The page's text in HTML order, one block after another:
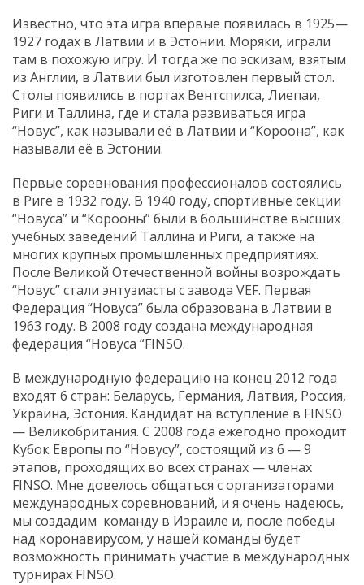
Известно, что эта игра впервые появилась в 1925—
1927 годах в Латвии и в Эстонии. Моряки, играли
там в похожую игру. И тогда же по эскизам, взятым
из Англии, в Латвии был изготовлен первый стол.
Столы появились в портах Вентспилса, Лиепаи,
Риги и Таллина, где и стала развиваться игра
“Новус”, как называли её в Латвии и “Короона”, как
называли её в Эстонии.
Первые соревнования профессионалов состоялись
в Риге в 1932 году. В 1940 году, спортивные секции
“Новуса” и “Корооны” были в большинстве высших
учебных заведений Таллина и Риги, а также на
многих крупных промышленных предприятиях.
После Великой Отечественной войны возрождать
“Новус” стали энтузиасты с завода VEF. Первая
Федерация “Новуса” была образована в Латвии в
1963 году. В 2008 году создана международная
федерация “Новуса “FINSO.
В международную федерацию на конец 2012 года
входят 6 стран: Беларусь, Германия, Латвия, Россия,
Украина, Эстония. Кандидат на вступление в FINSO
— Великобритания. С 2008 года ежегодно проходит
Кубок Европы по “Новусу”, состоящий из 6 — 9
этапов, проходящих во всех странах — членах
FINSO. Мне довелось общаться с организаторами
международных соревнований, и я очень надеюсь,
мы создадим команду в Израиле и, после победы
над коронавирусом, у нашей команды будет
возможность принимать участие в международных
турнирах FINSO.